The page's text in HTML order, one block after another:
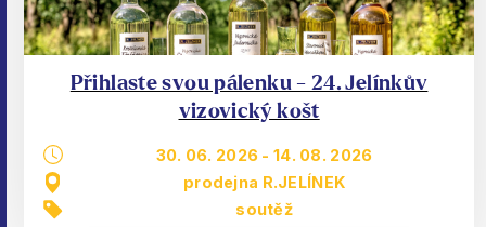
Přihlaste svou pálenku - 24. Jelínkův
vizovický košt
30. 06. 2026 -14. 08. 2026
prodejna R.JELÍNEK
soutěž